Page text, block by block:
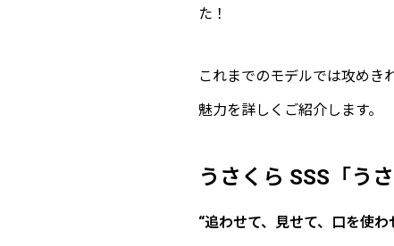
た！
これまでのモデルでは攻めき
魅力を詳しくご紹介します。
うさくら SSS「う
“追わせて、見せて、口を使わ